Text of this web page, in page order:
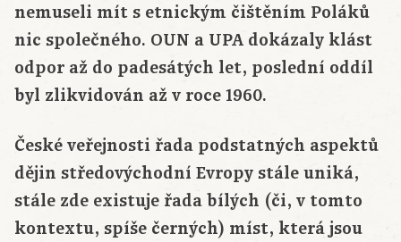
nemuseli mít s etnickým čištěním Poláků
nic společného. OUN a UPA dokázaly klást
odpor až do padesátých let, poslední oddíl
byl zlikvidován až v roce 1960.
České veřejnosti řada podstatných aspektů
dějin středovýchodní Evropy stále uniká,
stále zde existuje řada bílých (či, v tomto
kontextu, spíše černých) míst, která jsou